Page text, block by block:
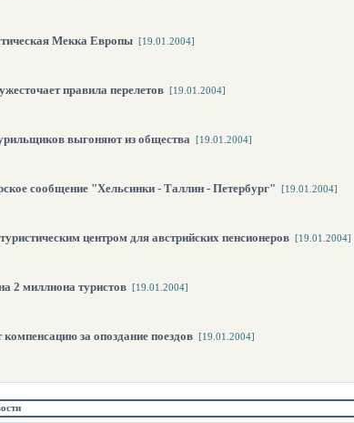
Мекка Европы [19.01.2004]
правила перелетов [19.01.2004]
выгоняют из общества [19.01.2004]
сообщение "Хельсинки - Таллин - Петербург" [19.01.2004]
центром для австрийских пенсионеров [19.01.2004]
2 миллиона туристов [19.01.2004]
за опоздание поездов [19.01.2004]